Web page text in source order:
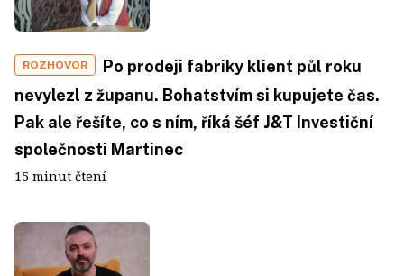
ROZHOVOR
Po prodeji fabriky klient půl roku
nevylezl z županu. Bohatstvím si kupujete čas.
Pak ale řešíte, co s ním, říká šéf J&T Investiční
společnosti Martinec
15 minut čtení